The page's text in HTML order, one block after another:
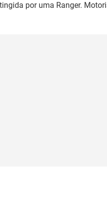
por uma Ranger.